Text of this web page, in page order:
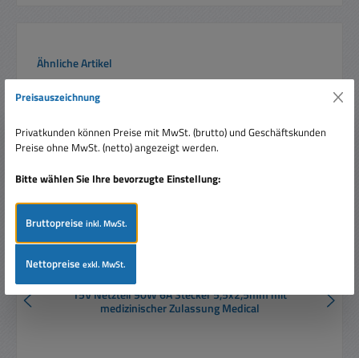
Produktgalerie überspringen
Ähnliche Artikel
%Rabatt
15V Netzteil 90W 6A Stecker 5,5x2,5mm mit
medizinischer Zulassung Medical
Preisauszeichnung
Privatkunden können Preise mit MwSt. (brutto) und Geschäftskunden
Preise ohne MwSt. (netto) angezeigt werden.
Bitte wählen Sie Ihre bevorzugte Einstellung:
Bruttopreiseinkl. MwSt.
Nettopreiseexkl. MwSt.